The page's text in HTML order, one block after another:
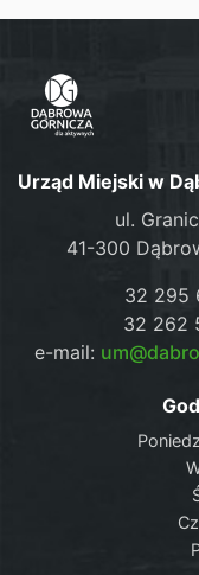
Urząd Miejski w
ul.
41-300
32 295
32 262
e-mail: